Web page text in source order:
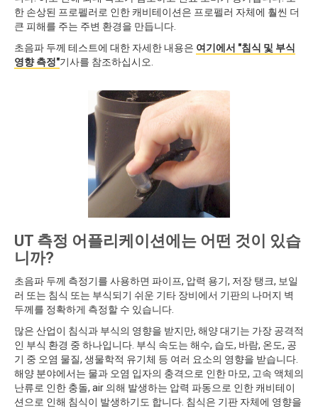
한 손상된 프로펠러로 인한 캐비테이션은 프로펠러 자체에 훨씬 더
큰 피해를 주는 주변 환경을 만듭니다.
초음파 두께 테스트에 대한 자세한 내용은 여기에서 "침식 및 부식
영향 측정"기사를 참조하십시오.
UT 측정 어플리케이션에는 어떤 것이 있습
니까?
초음파 두께 측정기를 사용하면 파이프, 압력 용기, 저장 탱크, 보일
러 또는 침식 또는 부식되기 쉬운 기타 장비에서 기판의 나머지 벽
두께를 정확하게 측정할 수 있습니다.
많은 산업이 침식과 부식의 영향을 받지만, 해양 대기는 가장 공격적
인 부식 환경 중 하나입니다. 부식 속도는 해수, 습도, 바람, 온도, 공
기 중 오염 물질, 생물학적 유기체 등 여러 요소의 영향을 받습니다.
해양 분야에서는 물과 오염 입자의 충격으로 인한 마모, 고속 액체의
난류로 인한 충돌, air 의해 발생하는 압력 파동으로 인한 캐비테이
션으로 인해 침식이 발생하기도 합니다. 침식은 기판 자체에 영향을